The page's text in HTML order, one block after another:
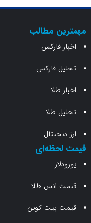
مطالب
فارکس
فارکس
انس طلا
بیت کوین